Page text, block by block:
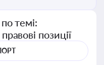
темі:
позиції